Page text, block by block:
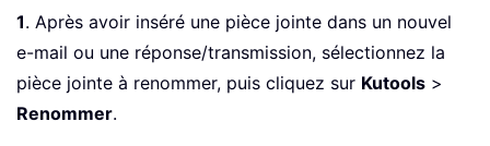
1. Après avoir inséré une pièce jointe dans un nouvel
e-mail ou une réponse/transmission, sélectionnez la
pièce jointe à renommer, puis cliquez sur Kutools >
Renommer.